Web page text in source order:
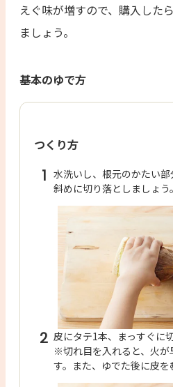
えぐ味が増すので、購入した
ましょう。
基本のゆで方
つくり方
1 水洗いし、根元のかたい
斜めに切り落としましょう。
2 皮にタテ1本、まっすぐに
※切れ目を入れると、火が
す。また、ゆでた後に皮を